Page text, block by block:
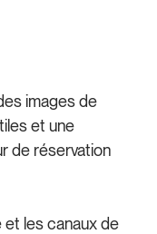
images de
et une
de réservation
et les canaux de